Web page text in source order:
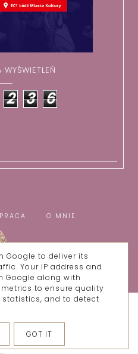
2 3 6
O MNIE
MOJE BZIKI
Google to deliver its
Your IP address and
Google along with
to ensure quality
statistics, and to detect
GOT IT